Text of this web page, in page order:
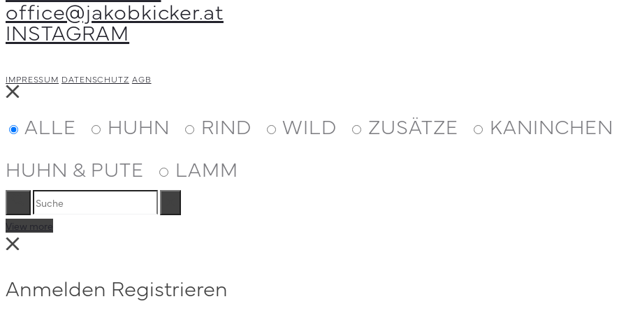
können
auf
office@jakobkicker.at
INSTAGRAM
IMPRESSUM DATENSCHUTZ AGB
Close
ALLE HUHN RIND WILD ZUSÄTZE KANINCHEN
HUHN & PUTE
LAMM
Suche
View more
Close
Anmelden Registrieren